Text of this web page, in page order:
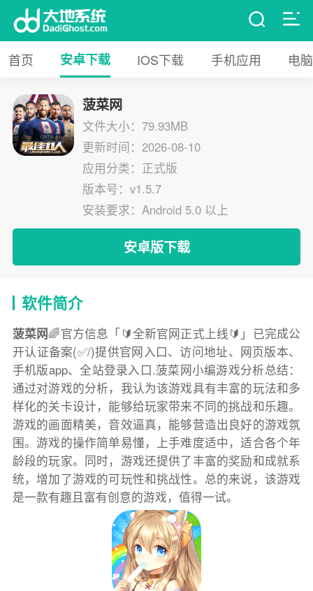
首页 安卓下载 IOS下载 手机应用 电
菠菜网
文件大小：79.93MB
更新时间：2026-08-10
应用分类：正式版
版本号：v1.5.7
安装要求：Android 5.0 以上
安卓版下载
软件简介
菠菜网🌈官方信息「🔰全新官网正式上线🔰」已完成公
开认证备案(✅/)提供官网入口、访问地址、网页版本、
手机版app、全站登录入口.菠菜网小编游戏分析总结：
通过对游戏的分析，我认为该游戏具有丰富的玩法和多
样化的关卡设计，能够给玩家带来不同的挑战和乐趣。
游戏的画面精美，音效逼真，能够营造出良好的游戏氛
围。游戏的操作简单易懂，上手难度适中，适合各个年
龄段的玩家。同时，游戏还提供了丰富的奖励和成就系
统，增加了游戏的可玩性和挑战性。总的来说，该游戏
是一款有趣且富有创意的游戏，值得一试。